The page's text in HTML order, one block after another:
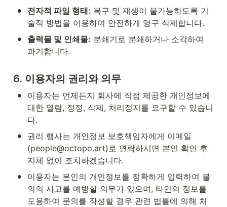
• 전자적 파일 형태: 복구 및 재생이 불가능하도록 기
술적 방법을 이용하여 안전하게 영구 삭제합니다.
• 출력물 및 인쇄물: 분쇄기로 분쇄하거나 소각하여
파기합니다.
6. 이용자의 권리와 의무
•
이용자는 언제든지 회사에 직접 제공한 개인정보에
대한 열람, 정정, 삭제, 처리정지를 요구할 수 있습니
다.
•
권리 행사는 개인정보 보호책임자에게 이메일
(people@octopo.art)로 연락하시면 본인 확인 후
지체 없이 조치하겠습니다.
•
이용자는 본인의 개인정보를 정확하게 입력하여 불
의의 사고를 예방할 의무가 있으며, 타인의 정보를
도용하여 문의를 작성할 경우 관련 법률에 의해 처